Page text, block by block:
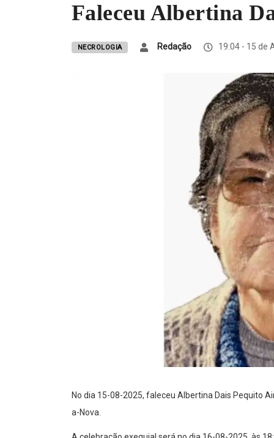
Faleceu Albertina
NECROLOGIA Redação 19:04 - 15 de
No dia 15-08-2025, faleceu Albertina Dais Pequito
a-Nova.